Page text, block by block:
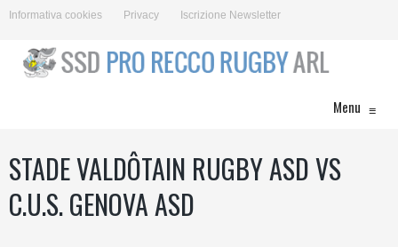
Informativa cookies Privacy Iscrizione Newsletter
Menu ≡
STADE VALDÔTAIN RUGBY ASD VS
C.U.S. GENOVA ASD